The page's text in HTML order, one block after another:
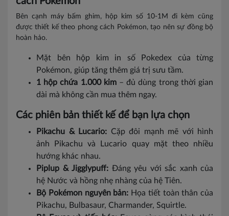
Bên cạnh máy bấm ghim, hộp kim số 10-1M đi kèm cũng
được thiết kế theo phong cách Pokémon, tạo nên sự đồng bộ
hoàn hảo.
Mặt bên hộp kim in số Pokedex của từng
Pokémon, giúp tăng thêm giá trị sưu tầm.
1 hộp chứa 1.000 kim– đủ dùng trong thời gian
dài mà không cần mua thêm ngay.
Các phiên bản thiết kế để bạn lựa chọn
Pikachu & Lucario: Cặp đôi mạnh mẽ với hình
ảnh Pikachu và Lucario quay mặt theo nhiều
hướng khác nhau.
Piplup & Jigglypuff: Đáng yêu với sắc xanh của
hệ Nước và hồng nhẹ nhàng của hệ Tiên.
Bộ Pokémon nguyên bản: Họa tiết toàn thân của
Pikachu, Bulbasaur, Charmander, Squirtle.